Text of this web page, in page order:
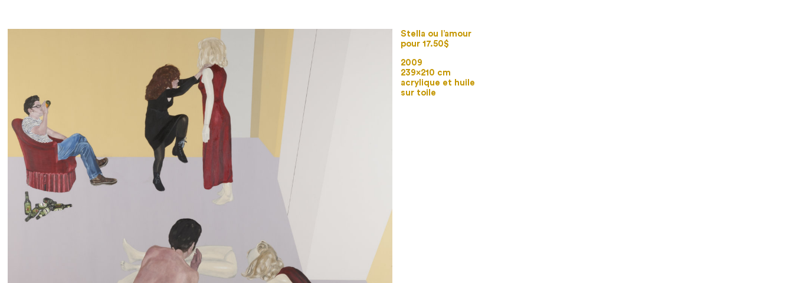
Stella ou l’amour
pour 17.50$
2009
239×210 cm
acrylique et huile
sur toile